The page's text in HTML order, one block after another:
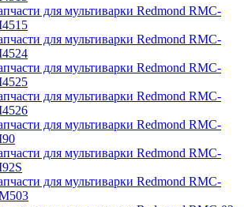
для мультиварки Redmond RMC-
для мультиварки Redmond RMC-
для мультиварки Redmond RMC-
для мультиварки Redmond RMC-
для мультиварки Redmond RMC-
для мультиварки Redmond RMC-
для мультиварки Redmond RMC-